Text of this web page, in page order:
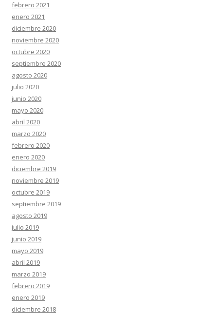
febrero 2021
enero 2021
diciembre 2020
noviembre 2020
octubre 2020
septiembre 2020
agosto 2020
julio 2020
junio 2020
mayo 2020
abril 2020
marzo 2020
febrero 2020
enero 2020
diciembre 2019
noviembre 2019
octubre 2019
septiembre 2019
agosto 2019
julio 2019
junio 2019
mayo 2019
abril 2019
marzo 2019
febrero 2019
enero 2019
diciembre 2018